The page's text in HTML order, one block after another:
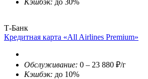
Т-Банк
Кредитная карта «All Airlines Premium»
Обслуживание: 0 – 23 880 ₽/г
Кэшбэк: до 10%